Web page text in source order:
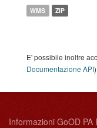
WMS ZIP
E' possibile inoltre
Documentazione API).
Informazioni GoOD